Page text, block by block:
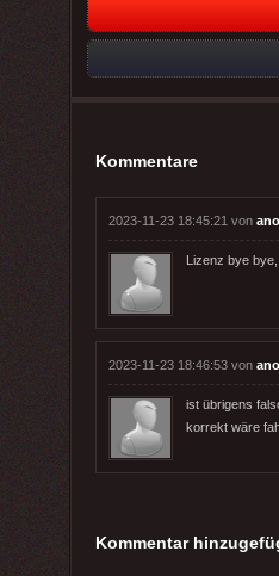
Kommentare
2023-11-23 18:45:21 von
Lizenz bye
2023-11-23 18:46:53 von
ist übrigens
korrekt wäre
Kommentar